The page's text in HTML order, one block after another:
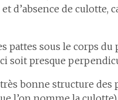
d’absence de culotte,
pattes sous le corps
soit presque
bonne structure des